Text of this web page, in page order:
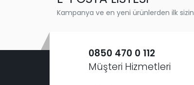
Kampanya ve en yeni ürünlerden ilk
0850 470 0 112
Müşteri Hizmetleri